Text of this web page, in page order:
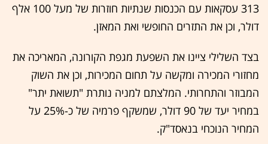
313 עסקאות עם הכנסות שנתיות חוזרות של מעל 100 אלף
דולר, וכן את התזרים החופשי ואת המאזן.
בצד השלילי ציינו את השפעת מגפת הקורונה, המאריכה את
מחזורי המכירה ומקשה על תחום המכירות, וכן את השוק
המבוזר והתחרותי. המלצתם למניה נותרת "תשואת יתר"
במחיר יעד של 90 דולר, שמשקף פרמיה של כ-25% על
המחיר הנוכחי בנאסד"ק.